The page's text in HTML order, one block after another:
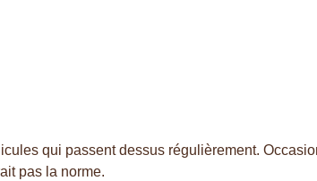
qui passent dessus régulièrement.
pas la norme.